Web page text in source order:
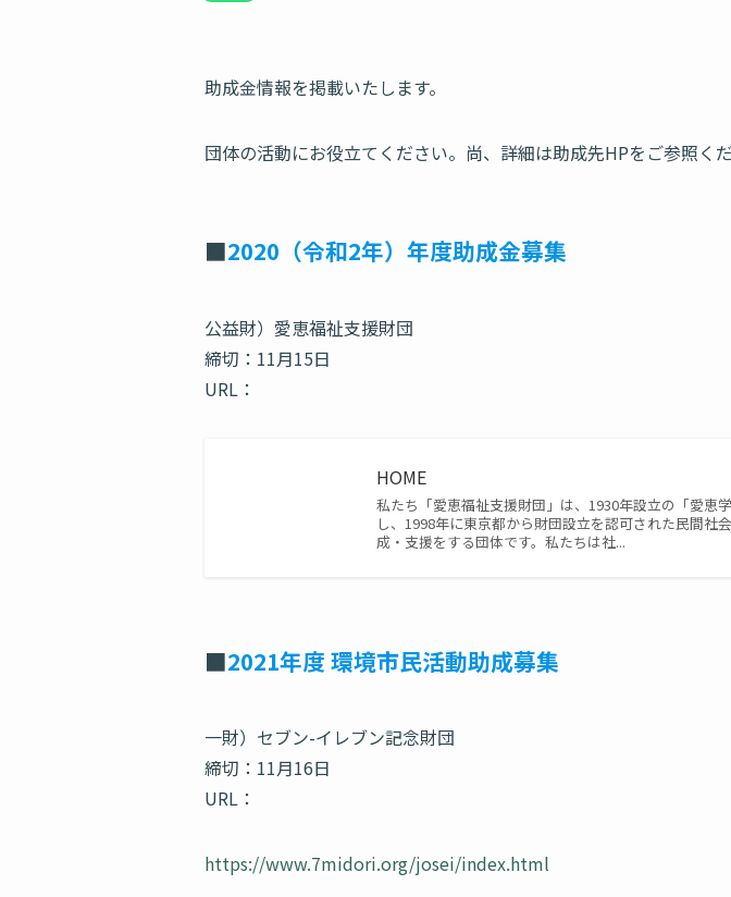
助成金情報を掲載いたします。
団体の活動にお役立てください。尚、詳細は助成先HPをご参照くだ
■2020（令和2年）年度助成金募集
公益財）愛恵福祉支援財団
締切：11月15日
URL：
HOME
私たち「愛恵福祉支援財団」は、1930年設立の「愛恵
し、1998年に東京都から財団設立を認可された民間社
成・支援をする団体です。私たちは社...
■2021年度 環境市民活動助成募集
一財）セブン-イレブン記念財団
締切：11月16日
URL：
https://www.7midori.org/josei/index.html